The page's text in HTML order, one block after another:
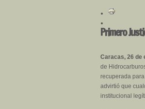
Primero
Caracas, 26 de
de
recuperada
advirtió que
institucional